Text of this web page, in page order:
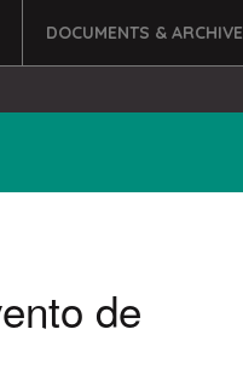
DOCUMENTS & ARCHIVE
de